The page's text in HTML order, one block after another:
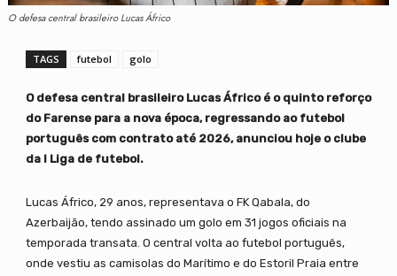
O defesa central brasileiro Lucas Áfrico
TAGS futebol golo
O defesa central brasileiro Lucas Áfrico é o quinto reforço
do Farense para a nova época, regressando ao futebol
português com contrato até 2026, anunciou hoje o clube
da I Liga de futebol.
Lucas Áfrico, 29 anos, representava o FK Qabala, do
Azerbaijão, tendo assinado um golo em 31 jogos oficiais na
temporada transata. O central volta ao futebol português,
onde vestiu as camisolas do Marítimo e do Estoril Praia entre